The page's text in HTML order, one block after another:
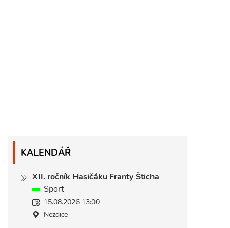
KALENDÁŘ
XII. ročník Hasičáku Franty Šticha
Sport
15.08.2026 13:00
Nezdice